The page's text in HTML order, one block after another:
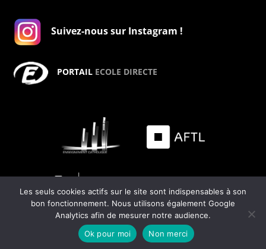
Suivez-nous sur Instagram !
PORTAIL ECOLE DIRECTE
Les seuls cookies actifs sur le site sont indispensables à son
bon fonctionnement. Nous utilisons également Google
Analytics afin de mesurer notre audience.
Ok pour moi
Non merci